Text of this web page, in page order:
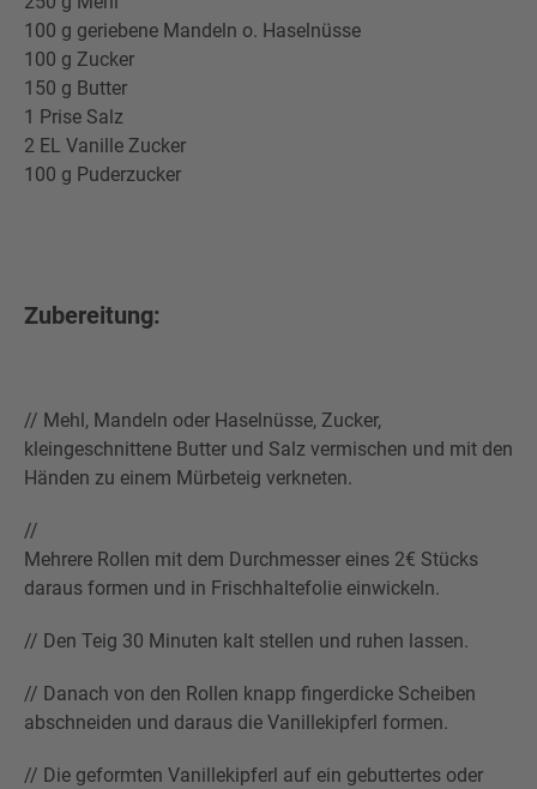
100 g geriebene Mandeln o. Haselnüsse
100 g Zucker
150 g Butter
1 Prise Salz
2 EL Vanille Zucker
100 g Puderzucker
Zubereitung:
// Mehl, Mandeln oder Haselnüsse, Zucker,
kleingeschnittene Butter und Salz vermischen und mit den
Händen zu einem Mürbeteig verkneten.
//
Mehrere Rollen mit dem Durchmesser eines 2€ Stücks
daraus formen und in Frischhaltefolie einwickeln.
// Den Teig 30 Minuten kalt stellen und ruhen lassen.
// Danach von den Rollen knapp fingerdicke Scheiben
abschneiden und daraus die Vanillekipferl formen.
// Die geformten Vanillekipferl auf ein gebuttertes oder